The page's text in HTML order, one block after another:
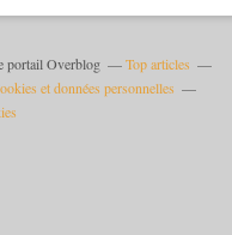
portail Overblog
Top articles
et données personnelles